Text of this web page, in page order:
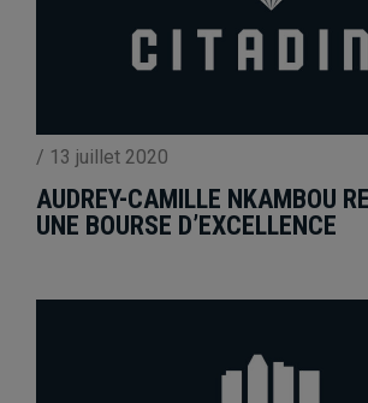
/ 13 juillet 2020
AUDREY-CAMILLE NKAMBOU
UNE BOURSE D’EXCELLENCE